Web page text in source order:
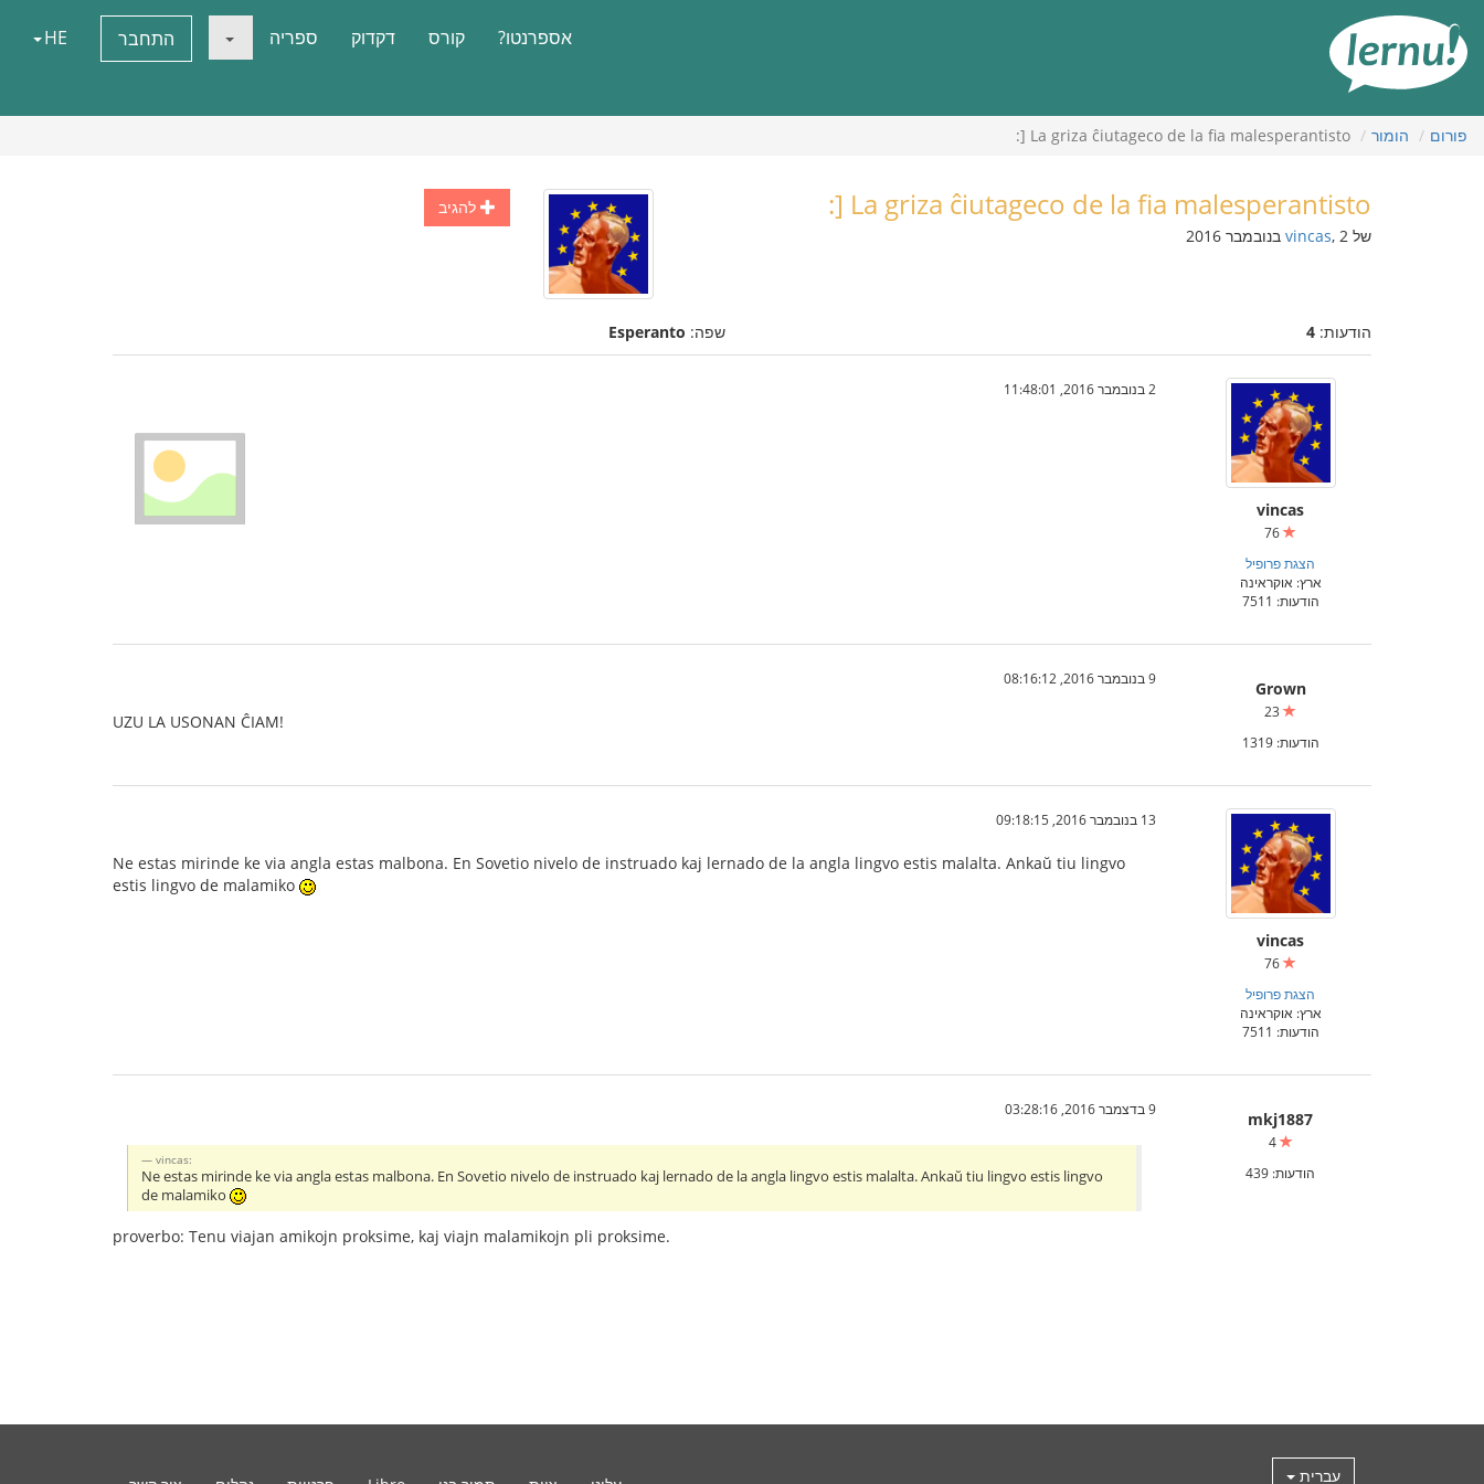
העניינים
אספרנטו? קורס דקדוק ספריה התחבר HE
פורום הומור La griza ĉiutageco de la fia malesperantisto [:
להגיב La griza ĉiutageco de la fia malesperantisto [:
של vincas, 2 בנובמבר 2016
הודעות: 4 שפה: Esperanto
vincas
הצגת פרופיל
ארץ: אוקראינה
הודעות: 7511
2 בנובמבר 2016, 11:48:01
Grown
הודעות: 1319
9 בנובמבר 2016, 08:16:12
UZU LA USONAN ĈIAM!
vincas
הצגת פרופיל
ארץ: אוקראינה
הודעות: 7511
13 בנובמבר 2016, 09:18:15
Ne estas mirinde ke via angla estas malbona. En Sovetio nivelo de instruado kaj lernado de la angla lingvo estis malalta. Ankaŭ tiu lingvo
estis lingvo de malamiko
mkj1887
4
הודעות: 439
9 בדצמבר 2016, 03:28:16
vincas:
Ne estas mirinde ke via angla estas malbona. En Sovetio nivelo de instruado kaj lernado de la angla lingvo estis malalta. Ankaŭ tiu lingvo estis lingvo
de malamiko
proverbo: Tenu viajan amikojn proksime, kaj viajn malamikojn pli proksime.
עברית